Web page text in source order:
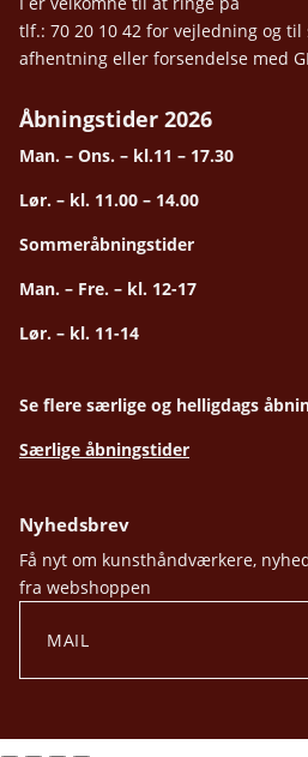
tlf.: 70 20 10 42 for vejledning og til
afhentning eller forsendelse med
Åbningstider 2026
Man. – Ons. – kl.11 – 17.30
Lør. – kl. 11.00 – 14.00
Sommeråbningstider
Man. – Fre. – kl. 12-17
Lør. – kl. 11-14
Se flere særlige og helligdags
Særlige åbningstider
Nyhedsbrev
Få nyt om kunsthåndværkere,
fra webshoppen